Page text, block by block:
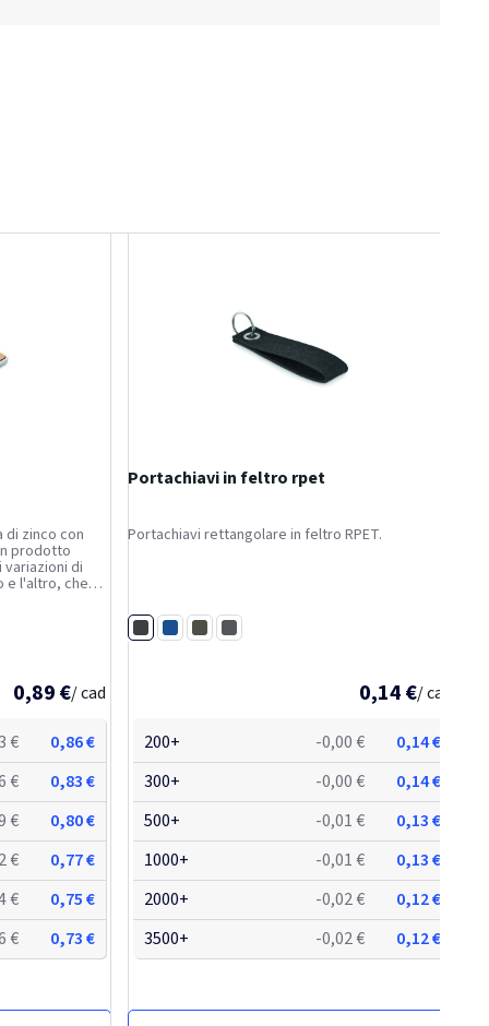
di zinco con
prodotto
di
e l'altro, che
0,89 €/ cad
€
0,86 €
€
0,83 €
€
0,80 €
€
0,77 €
€
0,75 €
€
0,73 €
Portachiavi in feltro rpet
Portachiavi rettangolare in feltro RPET.
NeroBlu royal
VerdeGrigio pietra
0,14 €/ cad
200+ -0,00 €
0,14 €
300+
-0,00 €
0,14 €
500+
-0,01 €
0,13 €
1000+
-0,01 €
0,13 €
2000+
-0,02 €
0,12 €
3500+
-0,02 € 0,12 €